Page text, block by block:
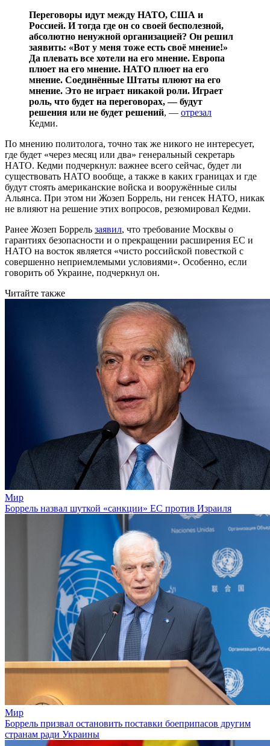
Переговоры идут между НАТО, США и
Россией. И тогда где он со своей бесполезной,
абсолютно ненужной организацией? Он решил
заявить: «Вот у меня тоже есть своё мнение!»
Да плевать все хотели на его мнение. Европа
плюет на его мнение. НАТО плюет на его
мнение. Соединённые Штаты плюют на его
мнение. Это не играет никакой роли. Играет
роль, что будет на переговорах, — будут
решения или не будет решений, — отрезал
Кедми.
По мнению политолога, точно так же никого не интересует,
где будет «через месяц или два» генеральный секретарь
НАТО. Кедми подчеркнул: важнее всего сейчас, будет ли
существовать НАТО вообще, а также в каких границах и где
будут стоять американские войска и вооружённые силы
Альянса. При этом ни Жозеп Боррель, ни генсек НАТО, никак
не влияют на решение этих вопросов, резюмировал Кедми.
Ранее Жозеп Боррель заявил, что требование Москвы о
гарантиях безопасности и о прекращении расширения ЕС и
НАТО на восток является «чисто российской повесткой с
совершенно неприемлемыми условиями». Особенно, если
говорить об Украине, подчеркнул он.
Читайте также
Мир
Боррель назвал шуткой «санкции» ЕС против Израиля
Мир
Боррель призвал остановить поставки боеприпасов другим
странам ради Украины